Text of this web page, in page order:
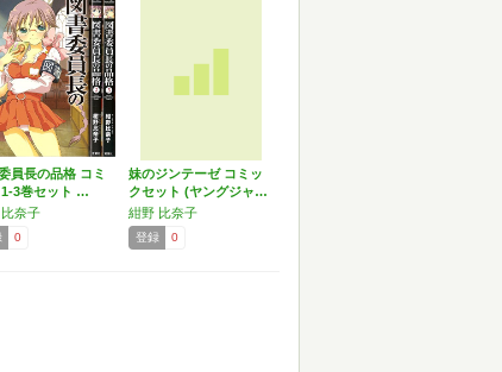
員長の品格 コミ
1-3巻セット …
奈子
0
妹のジンテーゼ コミッ
クセット (ヤングジャ…
紺野 比奈子
登録 0